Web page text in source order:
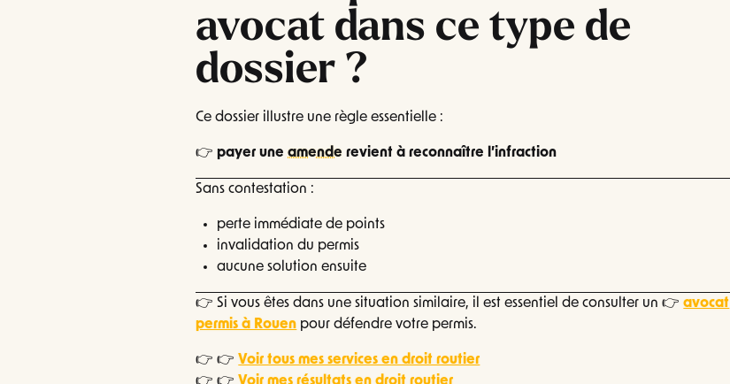
avocat dans ce type de
dossier ?
Ce dossier illustre une règle essentielle :
👉payer uneamende revient à reconnaître l’infraction
Sans contestation :
perte immédiate de points
invalidation du permis
aucune solution ensuite
👉 Si vous êtes dans une situation similaire, il est essentiel de consulter un 👉avocat
permis à Rouen pour défendre votre permis.
👉 👉Voir tous mes services en droit routier